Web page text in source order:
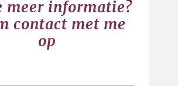
meer informatie?
contact met me
op